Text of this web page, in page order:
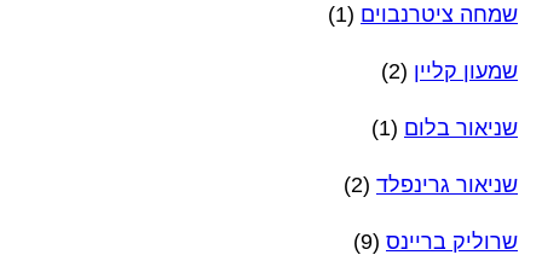
שמחה ציטרנבוים (1)
שמעון קליין (2)
שניאור בלום (1)
שניאור גרינפלד (2)
שרוליק בריינס (9)